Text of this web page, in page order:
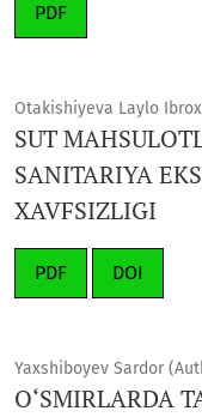
PDF
Otakishiyeva Laylo
SUT
SANITARIYA
XAVFSIZLIGI
PDF DOI
Yaxshiboyev Sardor
O‘SMIRLARDA